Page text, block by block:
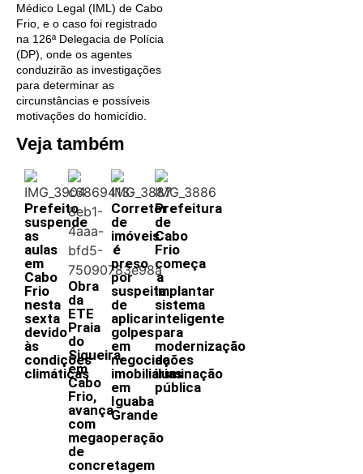
Médico Legal (IML) de Cabo
Frio, e o caso foi registrado
na 126ª Delegacia de Polícia
(DP), onde os agentes
conduzirão as investigações
para determinar as
circunstâncias e possíveis
motivações do homicídio.
Veja também
Prefeito
suspende
as
aulas
em
Cabo
Frio
nesta
sexta
devido
às
condições
climáticas
Obra
da
ETE
Praia
do
Siqueira,
em
Cabo
Frio,
avança
com
megaoperação
de
concretagem
Corretor
de
imóveis
é
preso
por
suspeita
de
aplicar
golpes
em
negociações
imobiliárias
em
Iguaba
Grande
Prefeitura
de
Cabo
Frio
começa
a
implantar
sistema
inteligente
para
modernização
da
iluminação
pública